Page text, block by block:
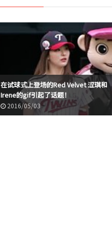
在试球式上登场的Red Velvet 涩琪和
Irene的gif引起了话题！
2016/05/03